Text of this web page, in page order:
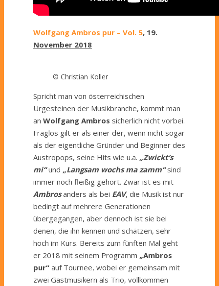
Wolfgang Ambros pur – Vol. 5, 19.
November 2018
© Christian Koller
Spricht man von österreichischen
Urgesteinen der Musikbranche, kommt man
an Wolfgang Ambros sicherlich nicht vorbei.
Fraglos gilt er als einer der, wenn nicht sogar
als der eigentliche Gründer und Beginner des
Austropops, seine Hits wie u.a. „Zwickt’s
mi“und „Langsam wochs ma zamm“sind
immer noch fleißig gehört. Zwar ist es mit
Ambrosanders als bei EAV, die Musik ist nur
bedingt auf mehrere Generationen
übergegangen, aber dennoch ist sie bei
denen, die ihn kennen und schätzen, sehr
hoch im Kurs. Bereits zum fünften Mal geht
er 2018 mit seinem Programm „Ambros
pur“ auf Tournee, wobei er gemeinsam mit
zwei Gastmusikern als Trio, vollkommen